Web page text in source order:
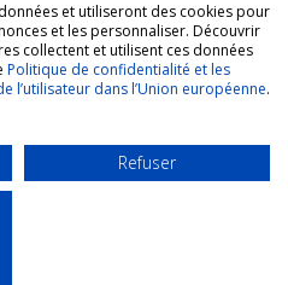
CONTACT
Ty Bask
1226 avenue de Bayonne
Tél : 05 59 26 76 95
contact@tybask.fr
et utiliseront des cookies pour
et les personnaliser. Découvrir
collectent et utilisent ces données
Politique de confidentialité et les
l’utilisateur dans l’Union européenne.
Refuser